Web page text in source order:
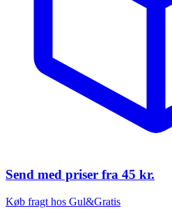
Send med priser fra 45 kr.
Køb fragt hos Gul&Gratis